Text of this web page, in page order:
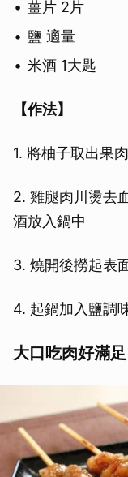
薑片 2片
鹽 適量
米酒 1大匙
【作法】
1. 將柚子取出果
2. 雞腿肉川燙去
酒放入鍋中
3. 燒開後撈起表
4. 起鍋加入鹽調
大口吃肉好滿